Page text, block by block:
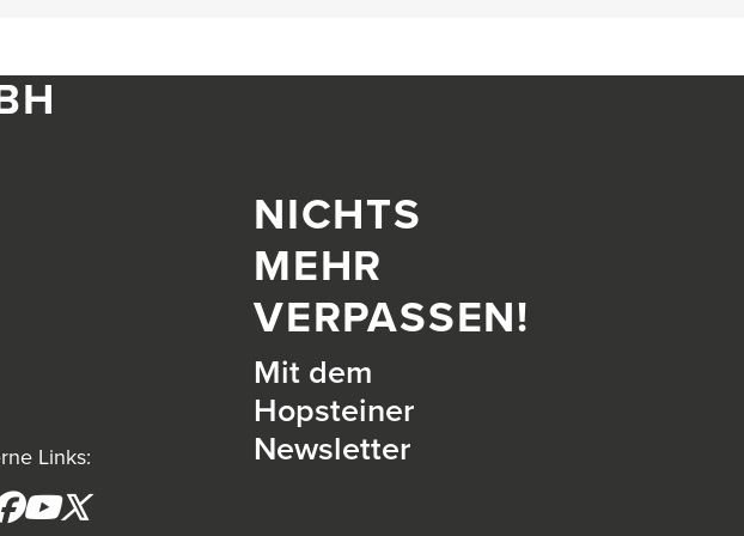
Links:
Facebook
YouTube
NICHTS
MEHR
VERPASSEN!
Mit dem
Hopsteiner
Newsletter